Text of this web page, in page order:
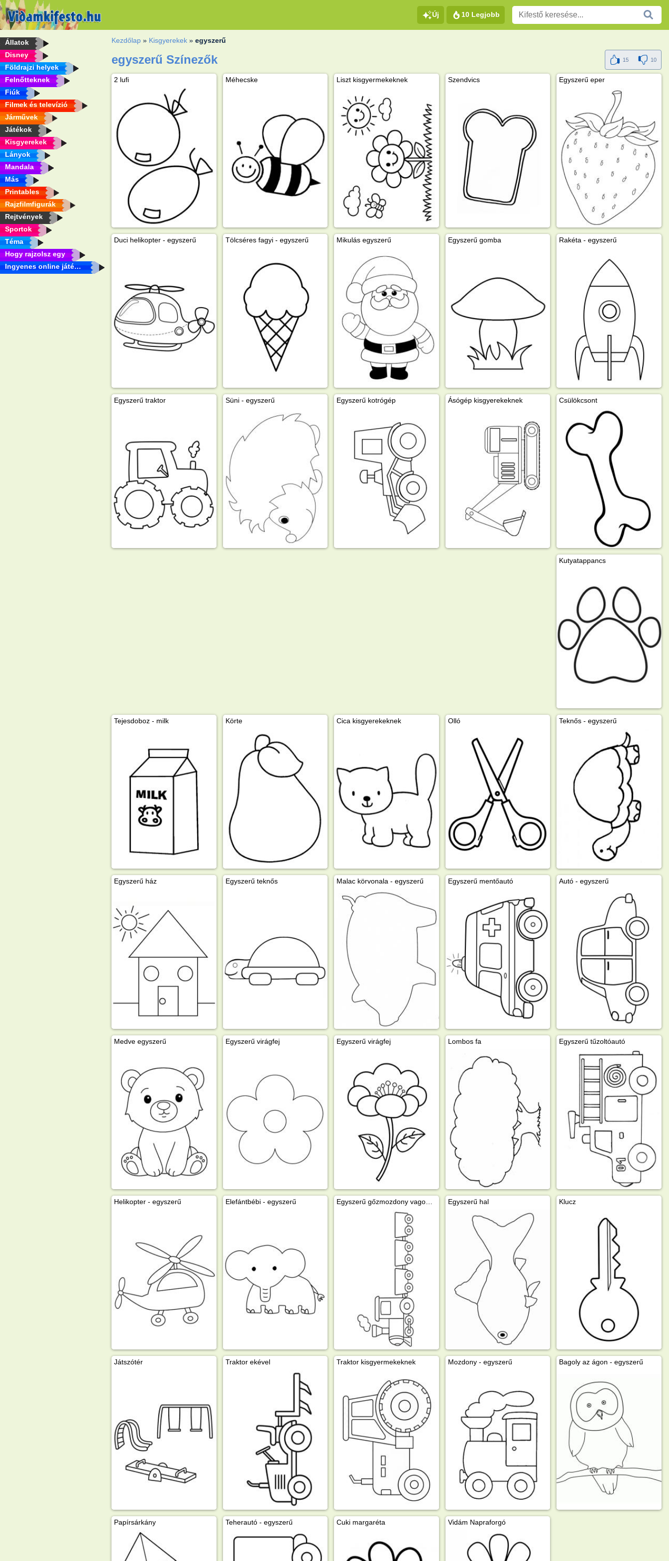
Új 10 Legjobb
Állatok
Disney
Földrajzi helyek
Felnőtteknek
Fiúk
Filmek és televízió
Járművek
Játékok
Kisgyerekek
Lányok
Mandala
Más
Printables
Rajzfilmfigurák
Rejtvények
Sportok
Téma
Hogy rajzolsz egy
Ingyenes online játékok
Kezdőlap » Kisgyerekek »egyszerű
egyszerű Színezők 15 10
2 lufi Méhecske Liszt kisgyermekeknek Szendvics Egyszerű eper
Duci helikopter - egyszerű Tölcséres fagyi - egyszerű Mikulás egyszerű Egyszerű gomba Rakéta - egyszerű
Egyszerű traktor Süni - egyszerű Egyszerű kotrógép Ásógép kisgyerekeknek Csülökcsont
Kutyatappancs
Tejesdoboz - milk Körte Cica kisgyerekeknek Olló Teknős - egyszerű
Egyszerű ház Egyszerű teknős Malac körvonala - egyszerű Egyszerű mentőautó Autó - egyszerű
Medve egyszerű Egyszerű virágfej Egyszerű virágfej Lombos fa Egyszerű tűzoltóautó
Helikopter - egyszerű Elefántbébi - egyszerű Egyszerű gőzmozdony vagonokkal Egyszerű hal Klucz
Játszótér Traktor ekével Traktor kisgyermekeknek Mozdony - egyszerű Bagoly az ágon - egyszerű
Papírsárkány Teherautó - egyszerű Cuki margaréta Vidám Napraforgó